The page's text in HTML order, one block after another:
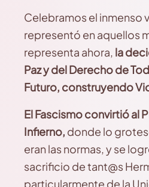
Celebramos el inmenso
representó en aquellos
representa ahora, la
Paz y del Derecho de
Futuro, construyendo
El Fascismo convirtió al
Infierno, donde lo
eran las normas, y se
sacrificio de tant@s
particularmente de la